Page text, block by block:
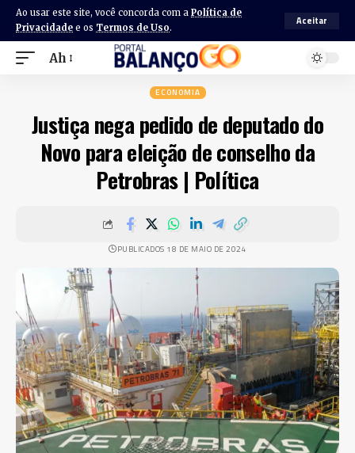
Ao usar este site, você concorda com a Política de
Privacidade e os Termos de Uso.
Aceitar
Ah
ECONOMIA
Justiça nega pedido de deputado do
Novo para eleição de conselho da
Petrobras | Política
PUBLICADOS 18 DE MAIO DE 2024